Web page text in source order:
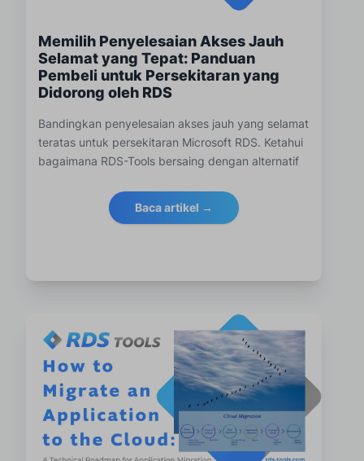
Memilih Penyelesaian Akses Jauh
Selamat yang Tepat: Panduan
Pembeli untuk Persekitaran yang
Didorong oleh RDS
Bandingkan penyelesaian akses jauh yang selamat
teratas untuk persekitaran Microsoft RDS. Ketahui
bagaimana RDS-Tools bersaing dengan alternatif
pemantauan dan pelesenan.
Baca artikel →